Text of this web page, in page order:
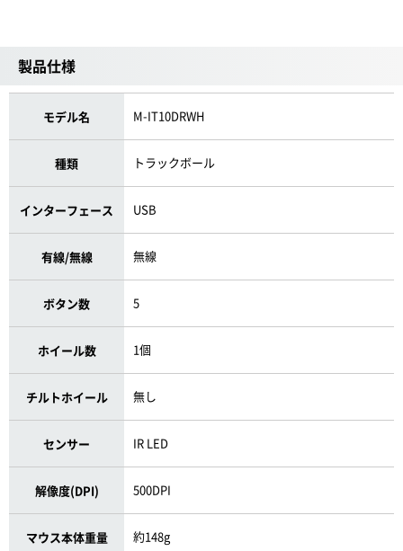
製品仕様
モデル名 M-IT10DRWH
種類 トラックボール
インターフェース USB
有線/無線 無線
ボタン数 5
ホイール数 1個
チルトホイール 無し
センサー IR LED
解像度(DPI) 500DPI
マウス本体重量 約148g